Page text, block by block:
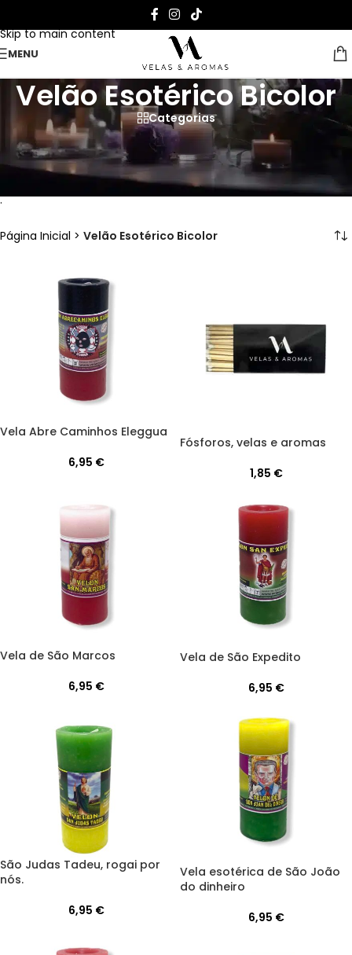
Skip to main content
MENU
Velão Esotérico Bicolor
Categorias
Ilumine a sua vida com as nossas
velas de duas cores
.
Página Inicial > Velão Esotérico Bicolor
Vela Abre Caminhos Eleggua
6,95 €
Fósforos, velas e aromas
1,85 €
Vela de São Marcos
6,95 €
Vela de São Expedito
6,95 €
São Judas Tadeu, rogai por
nós.
6,95 €
Vela esotérica de São João
do dinheiro
6,95 €